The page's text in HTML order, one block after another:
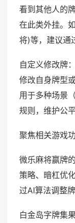
看到其他人的
在此类外挂。
将)等，建议通
自定义修改牌
修改自身牌型
用于多种场景
规则，维护公平
聚焦相关游戏
微乐麻将赢牌
策略、暗杠优
过AI算法调整
白金岛字牌集